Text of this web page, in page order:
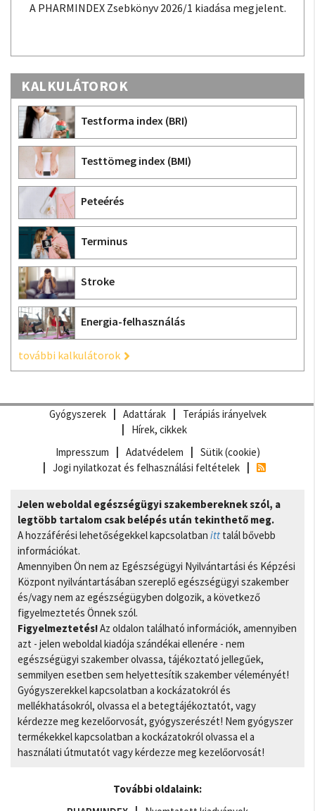
A PHARMINDEX Zsebkönyv 2026/1 kiadása megjelent.
KALKULÁTOROK
Testforma index (BRI)
Testtömeg index (BMI)
Peteérés
Terminus
Stroke
Energia-felhasználás
további kalkulátorok
Gyógyszerek Adattárak
Terápiás irányelvek
Hírek, cikkek
Impresszum
Adatvédelem
Sütik (cookie)
Jogi nyilatkozat és felhasználási feltételek
Jelen weboldal egészségügyi szakembereknek szól, a
legtöbb tartalom csak belépés után tekinthető meg.
A hozzáférési lehetőségekkel kapcsolatban itt talál bővebb
információkat.
Amennyiben Ön nem az Egészségügyi Nyilvántartási és Képzési
Központ nyilvántartásában szereplő egészségügyi szakember
és/vagy nem az egészségügyben dolgozik, a következő
figyelmeztetés Önnek szól.
Figyelmeztetés!Az oldalon található információk, amennyiben
azt - jelen weboldal kiadója szándékai ellenére - nem
egészségügyi szakember olvassa, tájékoztató jellegűek,
semmilyen esetben sem helyettesítik szakember véleményét!
Gyógyszerekkel kapcsolatban a kockázatokról és
mellékhatásokról, olvassa el a betegtájékoztatót, vagy
kérdezze meg kezelőorvosát, gyógyszerészét! Nem gyógyszer
termékekkel kapcsolatban a kockázatokról olvassa el a
használati útmutatót vagy kérdezze meg kezelőorvosát!
További oldalaink: